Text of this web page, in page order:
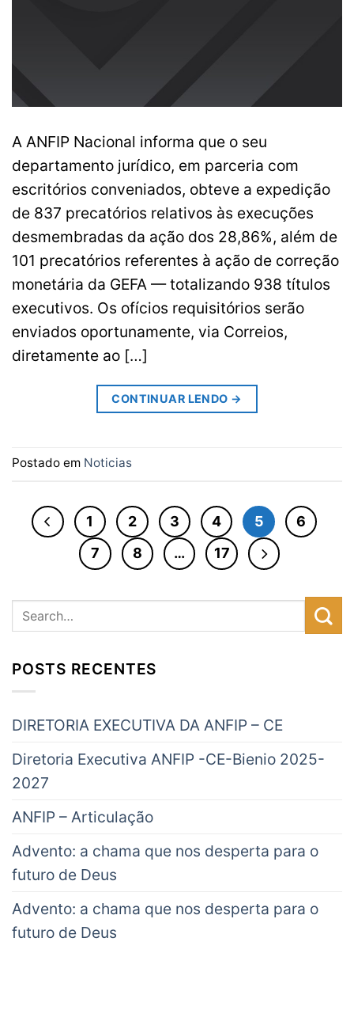
A ANFIP Nacional informa que o seu
departamento jurídico, em parceria com
escritórios conveniados, obteve a expedição
de 837 precatórios relativos às execuções
desmembradas da ação dos 28,86%, além de
101 precatórios referentes à ação de correção
monetária da GEFA — totalizando 938 títulos
executivos. Os ofícios requisitórios serão
enviados oportunamente, via Correios,
diretamente ao […]
CONTINUAR LENDO →
Postado em Noticias
1 2 3 4 5
6
7
8 … 17
POSTS RECENTES
DIRETORIA EXECUTIVA DA ANFIP – CE
Diretoria Executiva ANFIP -CE-Bienio 2025-
2027
ANFIP – Articulação
Advento: a chama que nos desperta para o
futuro de Deus
Advento: a chama que nos desperta para o
futuro de Deus